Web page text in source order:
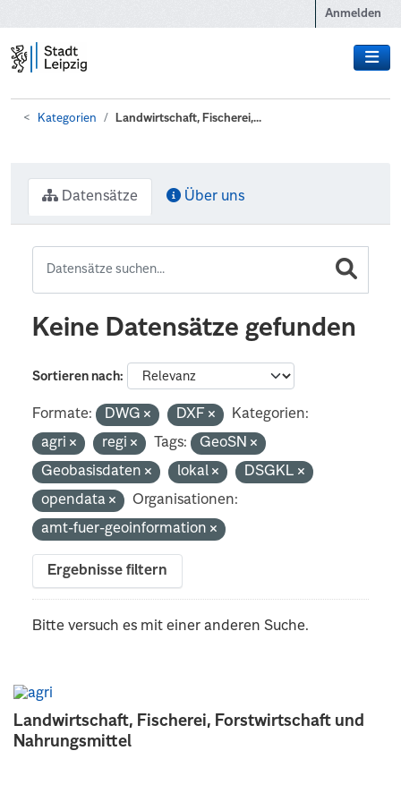
Anmelden
Kategorien Landwirtschaft, Fischerei,...
Landwirtschaft, Fischerei, Forstwirtschaft und
Nahrungsmittel
Datensätze Über uns
Keine Datensätze gefunden
Sortieren nach
Formate: DWG DXF
Kategorien:
agri
regi Tags:
GeoSN
Geobasisdaten
lokal
DSGKL
opendata
Organisationen:
amt-fuer-geoinformation
Ergebnisse filtern
Bitte versuch es mit einer anderen Suche.